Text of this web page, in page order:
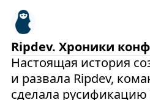
Ripdev. Хроники
Настоящая история
и развала Ripdev,
сделала русификацию